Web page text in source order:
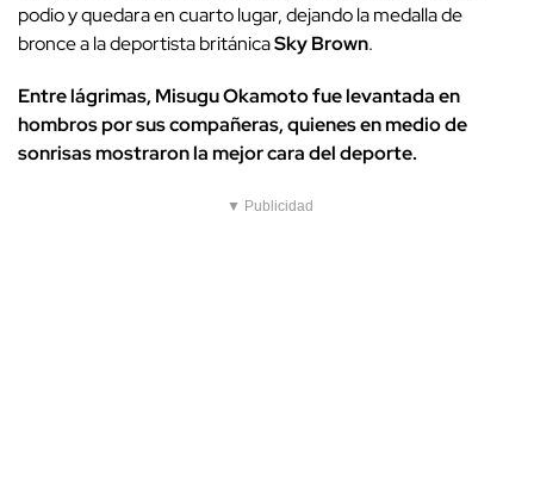
podio y quedara en cuarto lugar, dejando la medalla de
bronce a la deportista británicaSky Brown.
Entre lágrimas, Misugu Okamoto fue levantada en
hombros por sus compañeras, quienes en medio de
sonrisas mostraron la mejor cara del deporte.
▼ Publicidad